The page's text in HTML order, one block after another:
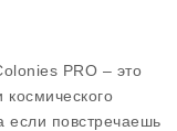
PRO – это
космического
если повстречаешь